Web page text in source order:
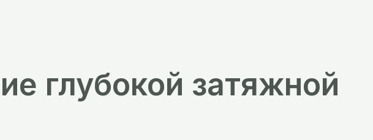
глубокой затяжной